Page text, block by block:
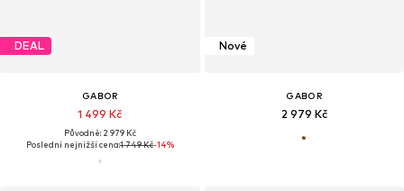
DEAL
GABOR
1 499 Kč
Původně: 2 979 Kč
Poslední nejnižší cena:1 749 Kč-14%
Nové
GABOR
2 979 Kč